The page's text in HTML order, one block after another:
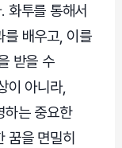
화투를 통해서
를 배우고, 이를
받을 수
이 아니라,
하는 중요한
꿈을 면밀히